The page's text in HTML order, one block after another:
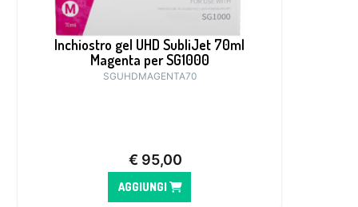
Inchiostro gel UHD SubliJet 70ml
Magenta per SG1000
SGUHDMAGENTA70
€ 95,00
AGGIUNGI